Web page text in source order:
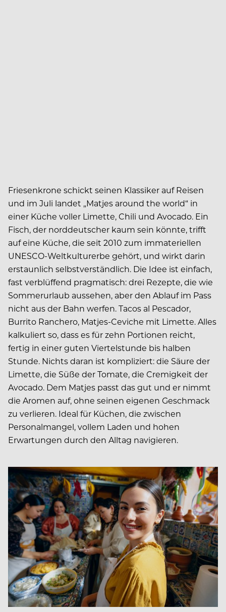
Friesenkrone schickt seinen Klassiker auf Reisen
und im Juli landet „Matjes around the world“ in
einer Küche voller Limette, Chili und Avocado. Ein
Fisch, der norddeutscher kaum sein könnte, trifft
auf eine Küche, die seit 2010 zum immateriellen
UNESCO-Weltkulturerbe gehört, und wirkt darin
erstaunlich selbstverständlich. Die Idee ist einfach,
fast verblüffend pragmatisch: drei Rezepte, die wie
Sommerurlaub aussehen, aber den Ablauf im Pass
nicht aus der Bahn werfen. Tacos al Pescador,
Burrito Ranchero, Matjes-­Ceviche mit Limette. Alles
kalkuliert so, dass es für zehn Portionen reicht,
fertig in einer guten Viertelstunde bis halben
Stunde. Nichts daran ist kompliziert: die Säure der
Limette, die Süße der Tomate, die Cremigkeit der
Avocado. Dem Matjes passt das gut und er nimmt
die Aromen auf, ohne seinen eigenen Geschmack
zu verlieren. Ideal für Küchen, die zwischen
Personalmangel, vollem Laden und hohen
Erwartungen durch den Alltag navigieren.